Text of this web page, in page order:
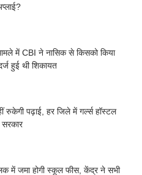
में CBI ने नासिक से किसको किया
हुई थी शिकायत
रुकेगी पढ़ाई, हर जिले में गर्ल्स हॉस्टल
में जमा होगी स्कूल फीस, केंद्र ने सभी